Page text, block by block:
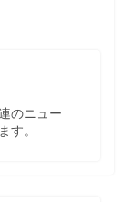
のニュー
す。